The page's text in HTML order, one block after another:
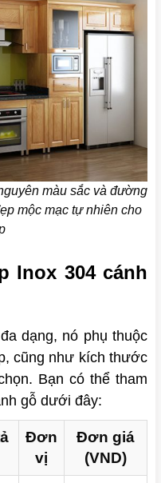
màu sắc và đường
mộc mạc tự nhiên cho
Inox 304 cánh
dạng, nó phụ thuộc
cũng như kích thước
Bạn có thể tham
gỗ dưới đây:
Đơn
vị
Đơn giá
(VND)